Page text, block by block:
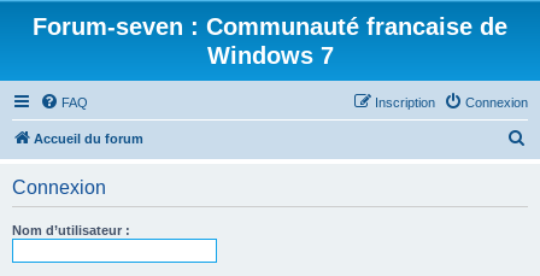
Forum-seven : Communauté francaise de
Windows 7
FAQ Connexion
Inscription
Accueil du forum
Connexion
Nom d’utilisateur :